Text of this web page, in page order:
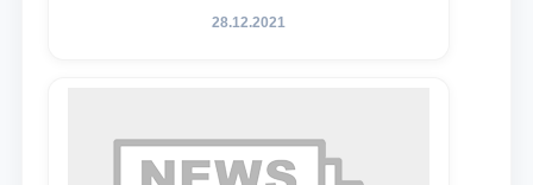
Родине и воспитанию молодого
28.12.2021